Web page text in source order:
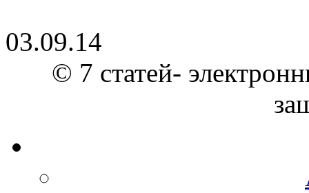
03.09.14
© 7 статей-